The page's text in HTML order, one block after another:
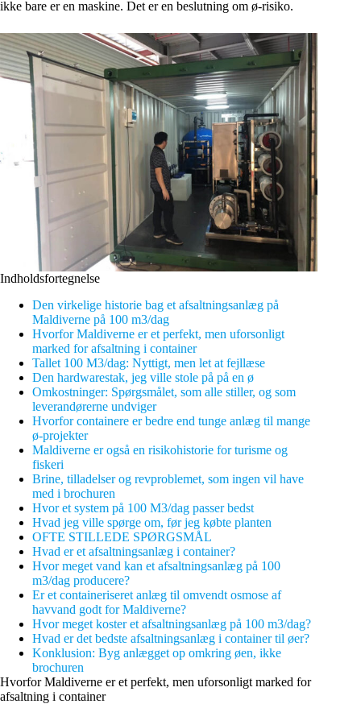
ikke bare er en maskine. Det er en beslutning om ø-risiko.
Indholdsfortegnelse
Den virkelige historie bag et afsaltningsanlæg på
Maldiverne på 100 m3/dag
Hvorfor Maldiverne er et perfekt, men uforsonligt
marked for afsaltning i container
Tallet 100 M3/dag: Nyttigt, men let at fejllæse
Den hardwarestak, jeg ville stole på på en ø
Omkostninger: Spørgsmålet, som alle stiller, og som
leverandørerne undviger
Hvorfor containere er bedre end tunge anlæg til mange
ø-projekter
Maldiverne er også en risikohistorie for turisme og
fiskeri
Brine, tilladelser og revproblemet, som ingen vil have
med i brochuren
Hvor et system på 100 M3/dag passer bedst
Hvad jeg ville spørge om, før jeg købte planten
OFTE STILLEDE SPØRGSMÅL
Hvad er et afsaltningsanlæg i container?
Hvor meget vand kan et afsaltningsanlæg på 100
m3/dag producere?
Er et containeriseret anlæg til omvendt osmose af
havvand godt for Maldiverne?
Hvor meget koster et afsaltningsanlæg på 100 m3/dag?
Hvad er det bedste afsaltningsanlæg i container til øer?
Konklusion: Byg anlægget op omkring øen, ikke
brochuren
Hvorfor Maldiverne er et perfekt, men uforsonligt marked for
afsaltning i container